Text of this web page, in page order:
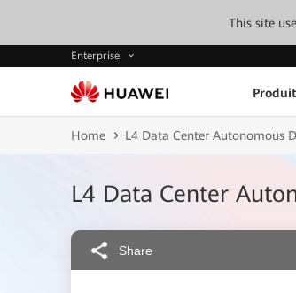
This site
Enterprise
Home L4 Data Center Autonomous
L4 Data Center
Share